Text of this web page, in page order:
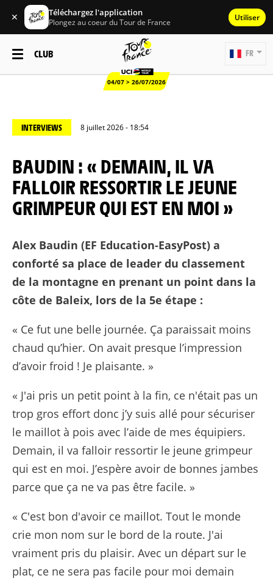
✕ Téléchargez l'application
Plongez au coeur du Tour de France Utiliser
CLUB
04/07 > 26/07/2026
FR
INTERVIEWS 8 juillet 2026 - 18:54
BAUDIN : « DEMAIN, IL VA
FALLOIR RESSORTIR LE JEUNE
GRIMPEUR QUI EST EN MOI »
Alex Baudin (EF Education-EasyPost) a
conforté sa place de leader du classement
de la montagne en prenant un point dans la
côte de Baleix, lors de la 5e étape :
« Ce fut une belle journée. Ça paraissait moins
chaud qu’hier. On avait presque l’impression
d’avoir froid ! Je plaisante. »
« J'ai pris un petit point à la fin, ce n'était pas un
trop gros effort donc j’y suis allé pour sécuriser
le maillot à pois avec l’aide de mes équipiers.
Demain, il va falloir ressortir le jeune grimpeur
qui est en moi. J’espère avoir de bonnes jambes
parce que ça ne va pas être facile. »
« C'est bon d'avoir ce maillot. Tout le monde
crie mon nom sur le bord de la route. J'ai
vraiment pris du plaisir. Avec un départ sur le
plat, ce ne sera pas facile pour moi demain